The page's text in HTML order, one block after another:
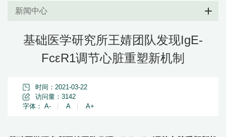
新闻中心
基础医学研究所王婧团队发现IgE-
FcεR1调节心脏重塑新机制
时间：2021-03-22
访问量： 3142
字体： A- A A+